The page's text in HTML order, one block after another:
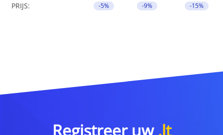
PRIJS: -5% -9% -15%
Registreer uw .lt